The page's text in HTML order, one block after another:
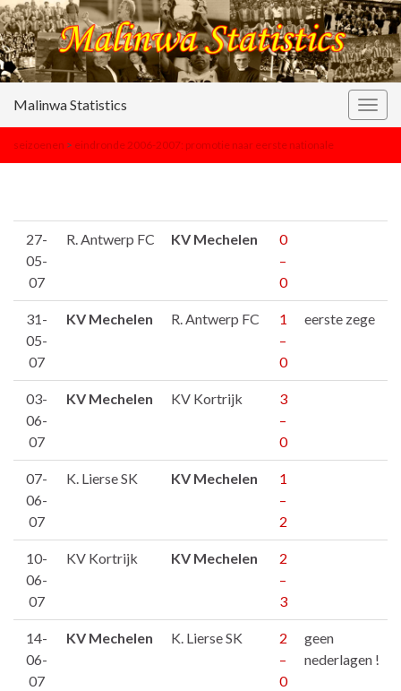
Malinwa Statistics
seizoenen > eindronde 2006-2007: promotie naar eerste nationale
27-
05-
07
R. Antwerp FC KV Mechelen
0
–
0
31-
05-
07
KV Mechelen R. Antwerp FC
1
–
0
eerste zege
03-
06-
07
KV Mechelen KV Kortrijk
3
–
0
07-
06-
07
K. Lierse SK KV Mechelen
1
–
2
10-
06-
07
KV Kortrijk KV Mechelen
2
–
3
14-
06-
07
KV Mechelen K. Lierse SK
2
–
0
geen
nederlagen !